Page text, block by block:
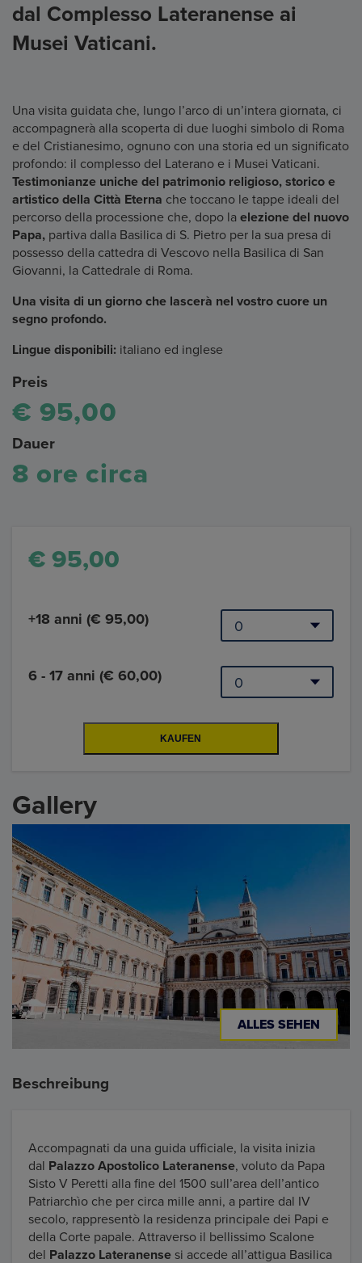
dal Complesso Lateranense ai
Musei Vaticani.
Una visita guidata che, lungo l’arco di un’intera giornata, ci
accompagnerà alla scoperta di due luoghi simbolo di Roma
e del Cristianesimo, ognuno con una storia ed un significato
profondo: il complesso del Laterano e i Musei Vaticani.
Testimonianze uniche del patrimonio religioso, storico e
artistico della Città Eterna che toccano le tappe ideali del
percorso della processione che, dopo la elezione del nuovo
Papa, partiva dalla Basilica di S. Pietro per la sua presa di
possesso della cattedra di Vescovo nella Basilica di San
Giovanni, la Cattedrale di Roma.
Una visita di un giorno che lascerà nel vostro cuore un
segno profondo.
Lingue disponibili: italiano ed inglese
Preis
€ 95,00
Dauer
8 ore circa
€ 95,00
+18 anni (€ 95,00)
6 - 17 anni (€ 60,00)
Gallery
ALLES SEHEN
Beschreibung
Accompagnati da una guida ufficiale, la visita inizia
dal Palazzo Apostolico Lateranense, voluto da Papa
Sisto V Peretti alla fine del 1500 sull’area dell’antico
Patriarchìo che per circa mille anni, a partire dal IV
secolo, rappresentò la residenza principale dei Papi e
della Corte papale. Attraverso il bellissimo Scalone
del Palazzo Lateranense si accede all’attigua Basilica